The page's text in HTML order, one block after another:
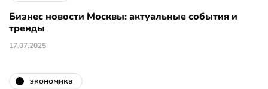
Бизнес новости Москвы: актуальные события и
тренды
17.07.2025
экономика